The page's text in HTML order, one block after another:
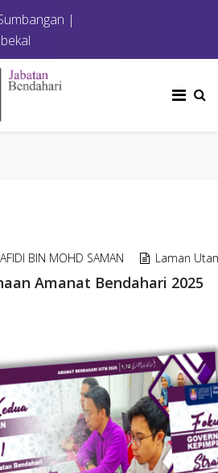
|
BIN MOHD SAMAN Laman
Amanat Bendahari 2025